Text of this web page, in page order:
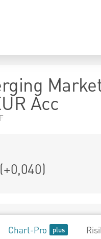
Acc
(+0,040)
Chart-Pro